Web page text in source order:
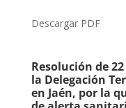
Descargar PDF
Resolución de
la Delegación
en Jaén, por la